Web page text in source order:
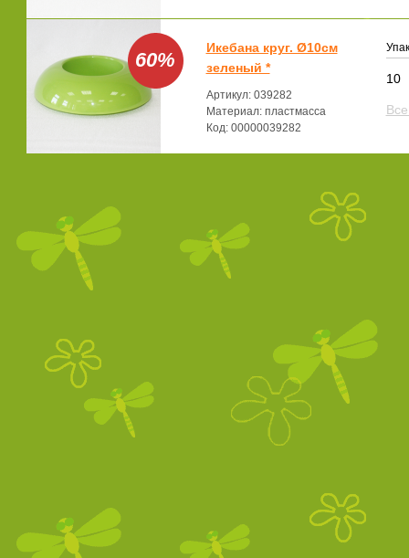
60%
Икебана круг. Ø10см
зеленый *
Артикул: 039282
Материал: пластмасса
Код: 00000039282
10